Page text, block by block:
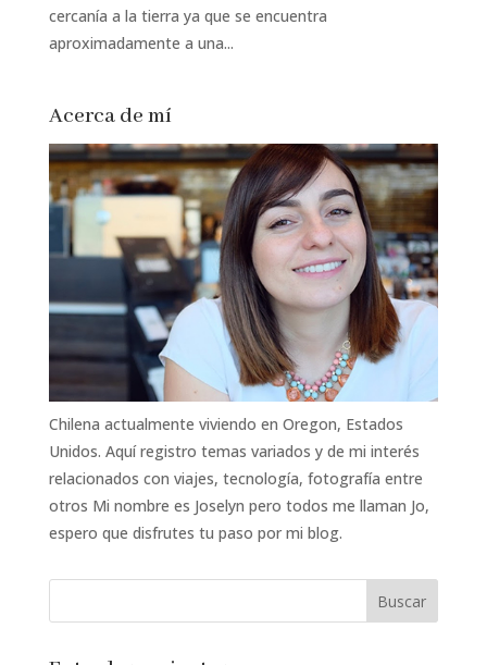
cercanía a la tierra ya que se encuentra
aproximadamente a una...
Acerca de mí
Chilena actualmente viviendo en Oregon, Estados
Unidos. Aquí registro temas variados y de mi interés
relacionados con viajes, tecnología, fotografía entre
otros Mi nombre es Joselyn pero todos me llaman Jo,
espero que disfrutes tu paso por mi blog.